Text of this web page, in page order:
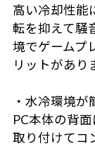
高い冷却性能
転を抑えて騒
境でゲームプ
リットがあり
・水冷環境
PC本体の背
取り付けてコ